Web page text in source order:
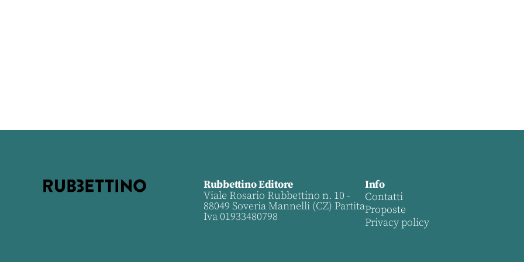
Rubbettino Editore
Viale Rosario Rubbettino n. 10 -
88049 Soveria Mannelli (CZ) Partita
Iva 01933480798
Info
Contatti
Proposte
Privacy policy